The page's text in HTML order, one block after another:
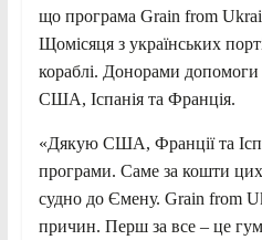
що програма Grain from
Щомісяця з українських
кораблі. Донорами
США, Іспанія та Франція.
«Дякую США, Франції та
програми. Саме за кошти цих
судно до Ємену. Grain from
причин. Перш за все – це